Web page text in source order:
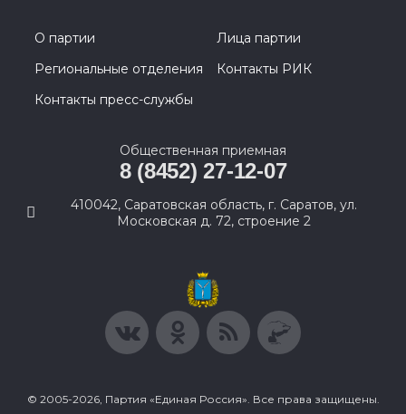
О партии
Лица партии
Региональные отделения
Контакты РИК
Контакты пресс-службы
Общественная приемная
8 (8452) 27-12-07
410042, Саратовская область, г. Саратов, ул.
Московская д. 72, строение 2
© 2005-2026, Партия «Единая Россия». Все права защищены.